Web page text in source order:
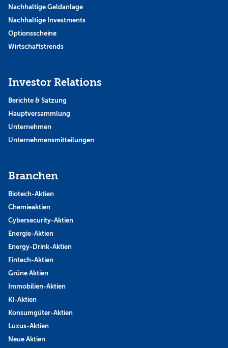
Nachhaltige Geldanlage
Nachhaltige Investments
Optionsscheine
Wirtschaftstrends
Investor Relations
Berichte & Satzung
Hauptversammlung
Unternehmen
Unternehmensmitteilungen
Branchen
Biotech-Aktien
Chemieaktien
Cybersecurity-Aktien
Energie-Aktien
Energy-Drink-Aktien
Fintech-Aktien
Grüne Aktien
Immobilien-Aktien
KI-Aktien
Konsumgüter-Aktien
Luxus-Aktien
Neue Aktien